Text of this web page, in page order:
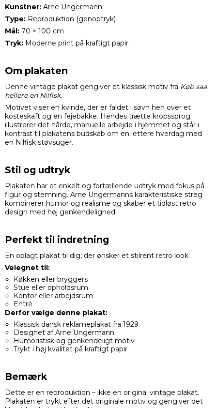
Kunstner: Arne Ungermann
Type: Reproduktion (genoptryk)
Mål: 70 × 100 cm
Tryk: Moderne print på kraftigt papir
Om plakaten
Denne vintage plakat gengiver et klassisk motiv fra Køb saa
hellere en Nilfisk.
Motivet viser en kvinde, der er faldet i søvn hen over et
kosteskaft og en fejebakke. Hendes trætte kropssprog
illustrerer det hårde, manuelle arbejde i hjemmet og står i
kontrast til plakatens budskab om en lettere hverdag med
en Nilfisk støvsuger.
Stil og udtryk
Plakaten har et enkelt og fortællende udtryk med fokus på
figur og stemning. Arne Ungermanns karakteristiske streg
kombinerer humor og realisme og skaber et tidløst retro
design med høj genkendelighed.
Perfekt til indretning
En oplagt plakat til dig, der ønsker et stilrent retro look:
Velegnet til:
Køkken eller bryggers
Stue eller opholdsrum
Kontor eller arbejdsrum
Entré
Derfor vælge denne plakat:
Klassisk dansk reklameplakat fra 1929
Designet af Arne Ungermann
Humoristisk og genkendeligt motiv
Trykt i høj kvalitet på kraftigt papir
Bemærk
Dette er en reproduktion – ikke en original vintage plakat.
Plakaten er trykt efter det originale motiv og gengiver det